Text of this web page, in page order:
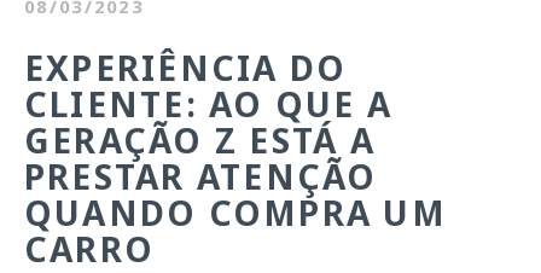
08/03/2023
EXPERIÊNCIA DO
CLIENTE: AO QUE A
GERAÇÃO Z ESTÁ A
PRESTAR ATENÇÃO
QUANDO COMPRA UM
CARRO